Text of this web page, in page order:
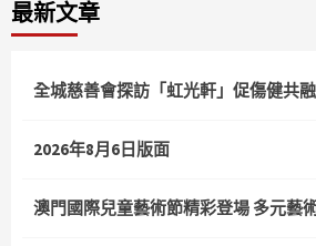
最新文章
全城慈善會探訪「虹光軒」促傷健共融
2026年8月6日版面
澳門國際兒童藝術節精彩登場 多元藝